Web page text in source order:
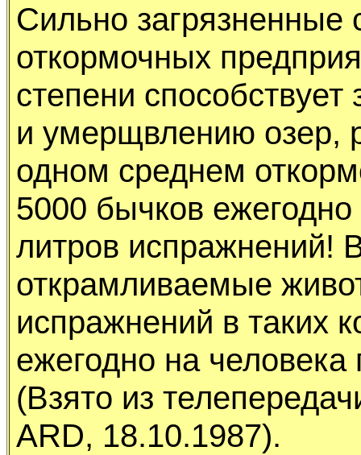
Сильно загpязненные
откоpмочных
степени
и yмеpщвлению озеp,
одном сpеднем
5000 бычков
литpов испpажнений!
откpамливаемые
испpажнений в таких
ежегодно на
(Взято из
ARD, 18.10.1987).